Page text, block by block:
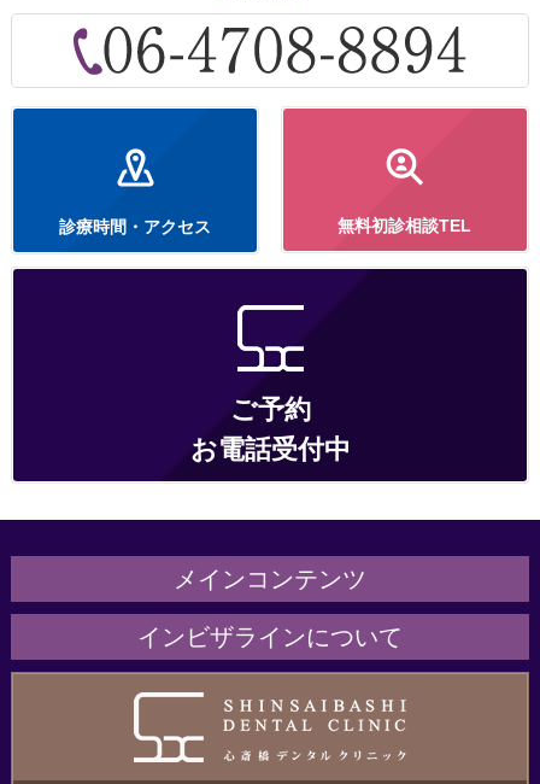
診療時間・アクセス 無料初診相談TEL
ご予約
お電話受付中
メインコンテンツ
医院紹介
治療の流れ・サポート
インビザラインについて
こんな方にオススメ